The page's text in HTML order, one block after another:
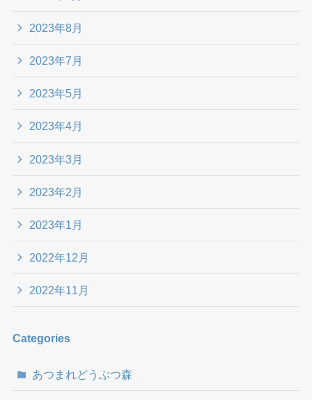
2023年8月
2023年7月
2023年5月
2023年4月
2023年3月
2023年2月
2023年1月
2022年12月
2022年11月
Categories
あつまれどうぶつ森